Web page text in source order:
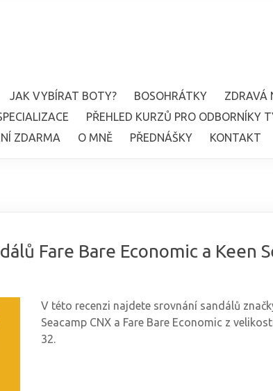
JAK VYBÍRAT BOTY? BOSOHRÁTKY ZDRAVÁ
PŘEHLED KURZŮ PRO ODBORNÍKY
ZDARMA O MNĚ PŘEDNÁŠKY KONTAKT
Fare Bare Economic a Keen
V této recenzi najdete srovnání sandálů
Seacamp CNX a Fare Bare Economic z
32.